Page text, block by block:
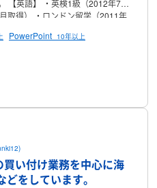
【英語】
・英検1級（2012年7月
取得）
・ロンドン留学（2011年
、インド占星術、算命学、手
コンクールで金賞受賞、3年生の
ートはメゾソプラノ
ョン系の怪談を読む
PowerPoint 10年以上
い付け業務を中心に海
どをしています。